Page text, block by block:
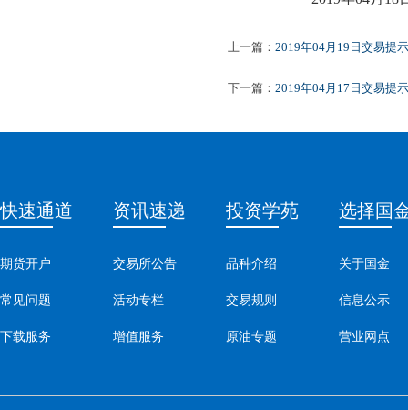
上一篇： 2019年04月19日交易提示
下一篇： 2019年04月17日交易提示
快速通道
期货开户
常见问题
下载服务
资讯速递
交易所公告
活动专栏
增值服务
投资学苑
品种介绍
交易规则
原油专题
选择国
关于国金
信息公示
营业网点